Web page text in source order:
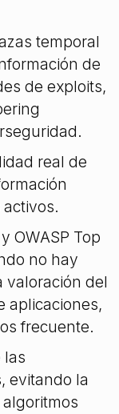
temporal
de
de exploits,
real de
OWASP Top
no hay
valoración del
aplicaciones,
frecuente.
las
evitando la